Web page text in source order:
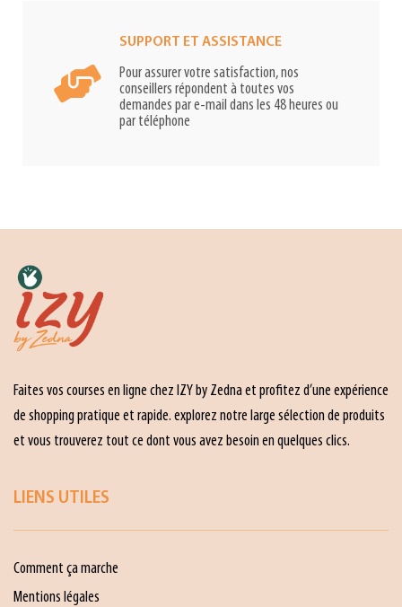
SUPPORT ET ASSISTANCE
Pour assurer votre satisfaction, nos
conseillers répondent à toutes vos
demandes par e-mail dans les 48 heures ou
par téléphone
Faites vos courses en ligne chez IZY by Zedna et profitez d’une expérience
de shopping pratique et rapide. explorez notre large sélection de produits
et vous trouverez tout ce dont vous avez besoin en quelques clics.
LIENS UTILES
Comment ça marche
Mentions légales